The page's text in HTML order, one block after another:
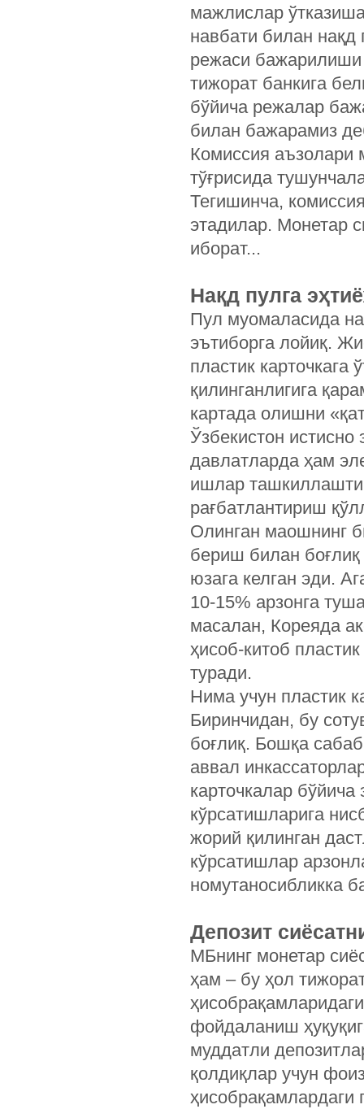
мажлислар
навбати билан
режаси бажарилиши
тижорат банкига
бўйича режалар
билан бажарамиз
Комиссия аъзолари
тўғрисида
Тегишинча,
этадилар. Монетар
иборат...
Нақд пулга
Пул муомаласида
эътиборга лойиқ.
пластик
қилинганлигига
картада олишни
Ўзбекистон истисно
давлатларда ҳам
ишлар
рағбатлантириш
Олинган маошнинг
бериш билан
юзага келган эди.
10-15% арзонга
масалан, Кореяда
ҳисоб-китоб
туради.
Нима учун пластик
Биринчидан, бу
боғлиқ. Бошқа
аввал
карточкалар
кўрсатишларига
жорий қилинган
кўрсатишлар
номутаносибликка
Депозит
МБнинг монетар
ҳам – бу ҳол
фойдаланиш
муддатли
қолдиқлар учун
ҳисобрақамлардаги